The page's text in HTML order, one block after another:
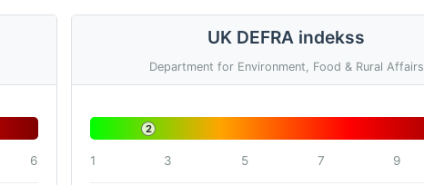
6
UK DEFRA indekss
Department for Environment, Food & Rural Affairs
2
1 3 5 7 9